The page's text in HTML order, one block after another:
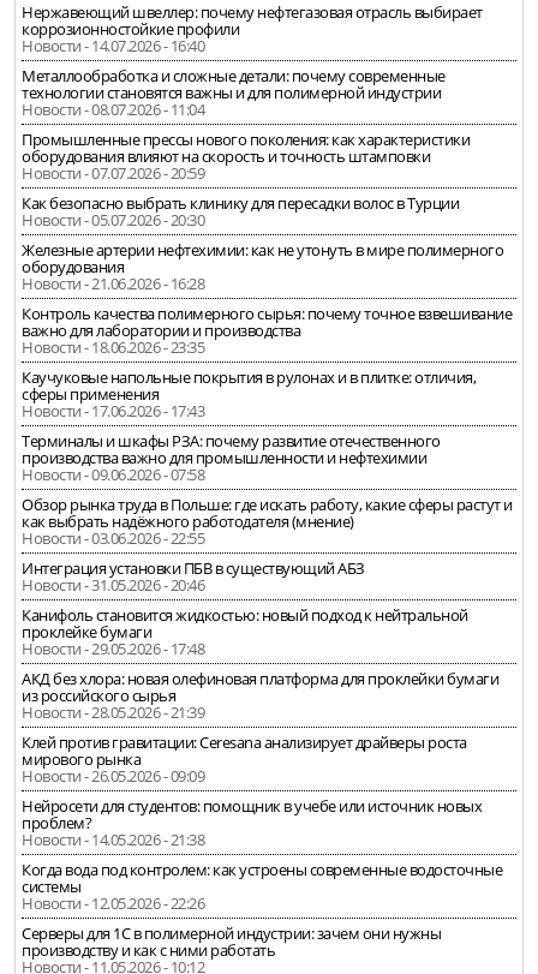
Нержавеющий швеллер: почему нефтегазовая отрасль выбирает
коррозионностойкие профили
Новости - 14.07.2026 - 16:40
Металлообработка и сложные детали: почему современные
технологии становятся важны и для полимерной индустрии
Новости - 08.07.2026 - 11:04
Промышленные прессы нового поколения: как характеристики
оборудования влияют на скорость и точность штамповки
Новости - 07.07.2026 - 20:59
Как безопасно выбрать клинику для пересадки волос в Турции
Новости - 05.07.2026 - 20:30
Железные артерии нефтехимии: как не утонуть в мире полимерного
оборудования
Новости - 21.06.2026 - 16:28
Контроль качества полимерного сырья: почему точное взвешивание
важно для лаборатории и производства
Новости - 18.06.2026 - 23:35
Каучуковые напольные покрытия в рулонах и в плитке: отличия,
сферы применения
Новости - 17.06.2026 - 17:43
Терминалы и шкафы РЗА: почему развитие отечественного
производства важно для промышленности и нефтехимии
Новости - 09.06.2026 - 07:58
Обзор рынка труда в Польше: где искать работу, какие сферы растут и
как выбрать надёжного работодателя (мнение)
Новости - 03.06.2026 - 22:55
Интеграция установки ПБВ в существующий АБЗ
Новости - 31.05.2026 - 20:46
Канифоль становится жидкостью: новый подход к нейтральной
проклейке бумаги
Новости - 29.05.2026 - 17:48
АКД без хлора: новая олефиновая платформа для проклейки бумаги
из российского сырья
Новости - 28.05.2026 - 21:39
Клей против гравитации: Ceresana анализирует драйверы роста
мирового рынка
Новости - 26.05.2026 - 09:09
Нейросети для студентов: помощник в учебе или источник новых
проблем?
Новости - 14.05.2026 - 21:38
Когда вода под контролем: как устроены современные водосточные
системы
Новости - 12.05.2026 - 22:26
Серверы для 1С в полимерной индустрии: зачем они нужны
производству и как с ними работать
Новости - 11.05.2026 - 10:12